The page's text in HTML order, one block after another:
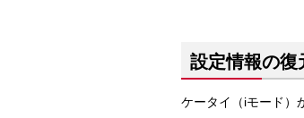
設定情報の復
ケータイ（iモード）